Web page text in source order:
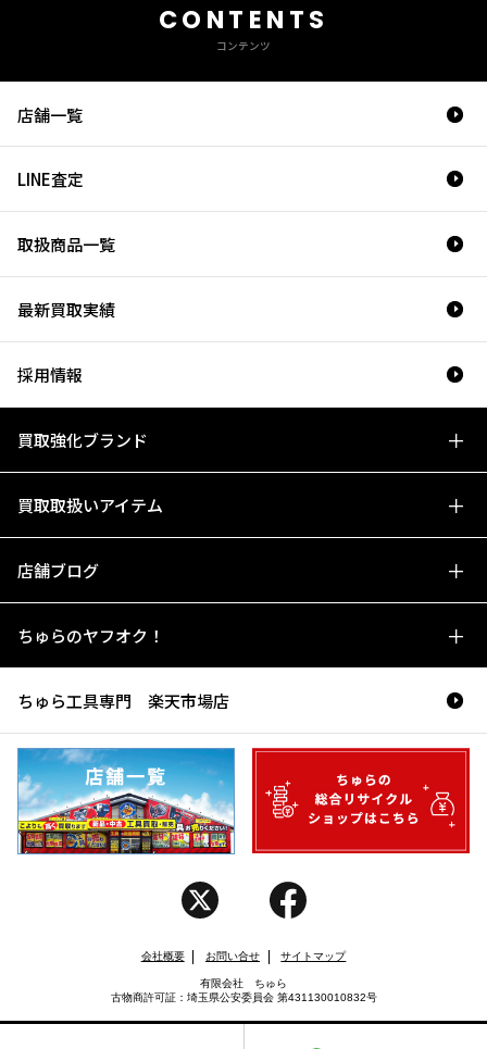
CONTENTS
コンテンツ
店舗一覧
LINE査定
取扱商品一覧
最新買取実績
採用情報
買取強化ブランド
買取取扱いアイテム
店舗ブログ
ちゅらのヤフオク！
ちゅら工具専門 楽天市場店
会社概要 お問い合せ サイトマップ
有限会社 ちゅら
古物商許可証：埼玉県公安委員会 第431130010832号